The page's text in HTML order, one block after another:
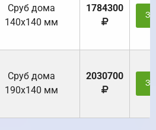
Cруб дома
140х140 мм
1784300
Cруб дома
190х140 мм
2030700